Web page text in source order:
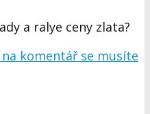
a ralye ceny zlata?
komentář se musíte